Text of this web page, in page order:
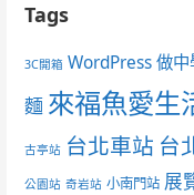
Tags
3C開箱 WordPress 做中
麵 來福魚愛生
古亭站 台北車站 台
公園站 奇岩站 小南門站 展